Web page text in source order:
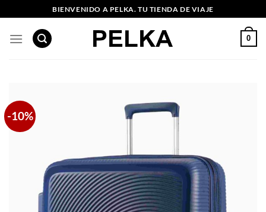
al
contenido
BIENVENIDO A PELKA. TU TIENDA DE VIAJE
0
-10%